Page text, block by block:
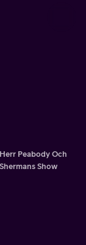
Herr Peabody Och
Shermans Show